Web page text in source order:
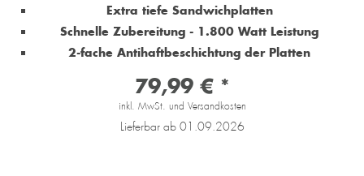
Extra tiefe Sandwichplatten
Schnelle Zubereitung - 1.800 Watt Leistung
2-fache Antihaftbeschichtung der Platten
79,99 € *
inkl. MwSt. und Versandkosten
Lieferbar ab 01.09.2026